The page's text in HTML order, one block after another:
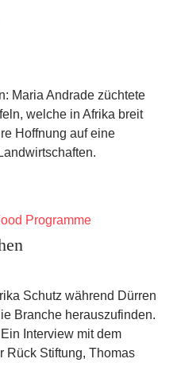
Maria Andrade züchtete
welche in Afrika breit
Hoffnung auf eine
Schutz während Dürren
Branche herauszufinden.
Interview mit dem
Rück Stiftung, Thomas